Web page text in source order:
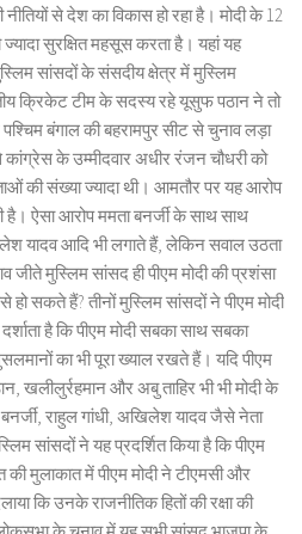
से देश का विकास हो रहा है। मोदी के 12
सुरक्षित महसूस करता है। यहां यह
सांसदों के संसदीय क्षेत्र में मुस्लिम
क्रिकेट टीम के सदस्य रहे यूसुफ पठान ने तो
बंगाल की बहरामपुर सीट से चुनाव लड़ा
के उम्मीदवार अधीर रंजन चौधरी को
की संख्या ज्यादा थी। आमतौर पर यह आरोप
है। ऐसा आरोप ममता बनर्जी के साथ साथ
यादव आदि भी लगाते हैं, लेकिन सवाल उठता
जीते मुस्लिम सांसद ही पीएम मोदी की प्रशंसा
हो सकते हैं? तीनों मुस्लिम सांसदों ने पीएम मोदी
है कि पीएम मोदी सबका साथ सबका
का भी पूरा ख्याल रखते हैं। यदि पीएम
खलीलुर्रहमान और अबु ताहिर भी भी मोदी के
राहुल गांधी, अखिलेश यादव जैसे नेता
सांसदों ने यह प्रदर्शित किया है कि पीएम
की मुलाकात में पीएम मोदी ने टीएमसी और
कि उनके राजनीतिक हितों की रक्षा की